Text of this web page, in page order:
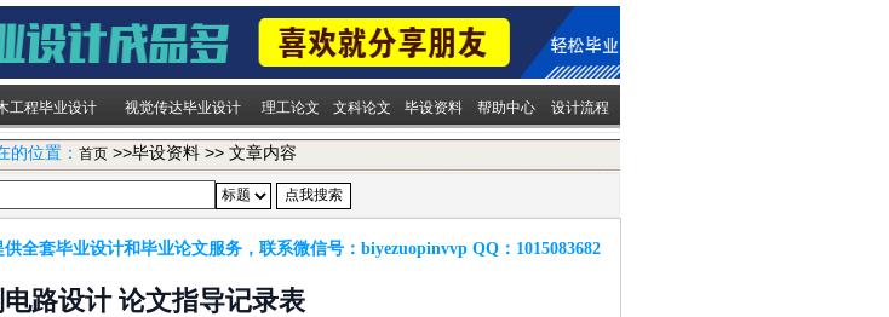
工程毕业设计 视觉传达毕业设计 理工论文 文科论文 毕设资料 帮助中心 设计流程
的位置： 首页 >>毕设资料 >> 文章内容
全套毕业设计和毕业论文服务，联系微信号： biyezuopinvvp QQ： 1015083682
路设计 论文指导记录表